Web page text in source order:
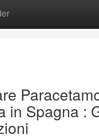
in Spagna :